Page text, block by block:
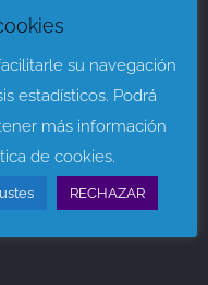
su navegación
estadísticos. Podrá
más información
de cookies.
RECHAZAR